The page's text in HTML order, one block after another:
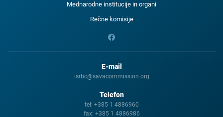
Mednarodne institucije in organi
Rečne komisije
E-mail
isrbc@savacommission.org
Telefon
tel: +385 1 4886960
fax: +385 1 4886986